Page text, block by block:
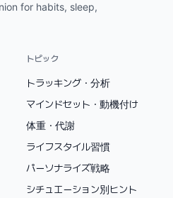
for habits, sleep,
トピック
トラッキング・分析
マインドセット・動機付け
体重・代謝
ライフスタイル習慣
パーソナライズ戦略
シチュエーション別ヒント